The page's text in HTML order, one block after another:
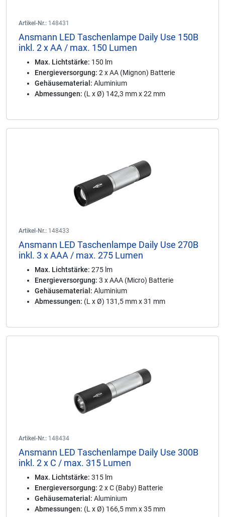
Artikel-Nr.: 148431
Ansmann LED Taschenlampe Daily Use 150B
inkl. 2 x AA / max. 150 Lumen
Max. Lichtstärke: 150 lm
Energieversorgung: 2 x AA (Mignon) Batterie
Gehäusematerial: Aluminium
Abmessungen: (L x Ø) 142,3 mm x 22 mm
Artikel-Nr.: 148433
Ansmann LED Taschenlampe Daily Use 270B
inkl. 3 x AAA / max. 275 Lumen
Max. Lichtstärke: 275 lm
Energieversorgung: 3 x AAA (Micro) Batterie
Gehäusematerial: Aluminium
Abmessungen: (L x Ø) 131,5 mm x 31 mm
Artikel-Nr.: 148434
Ansmann LED Taschenlampe Daily Use 300B
inkl. 2 x C / max. 315 Lumen
Max. Lichtstärke: 315 lm
Energieversorgung: 2 x C (Baby) Batterie
Gehäusematerial: Aluminium
Abmessungen: (L x Ø) 166,5 mm x 35 mm